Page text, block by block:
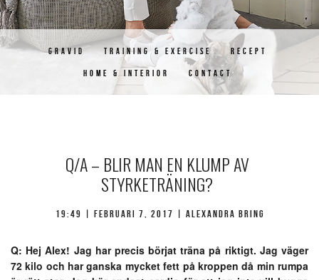
GRAVID TRAINING & EXERCISE RECEPT
HOME & INTERIOR CONTACT
Q/A – BLIR MAN EN KLUMP AV
STYRKETRÄNING?
19:49 | februari 7, 2017 | Alexandra Bring
Q: Hej Alex! Jag har precis börjat träna på riktigt. Jag väger
72 kilo och har ganska mycket fett på kroppen då min rumpa